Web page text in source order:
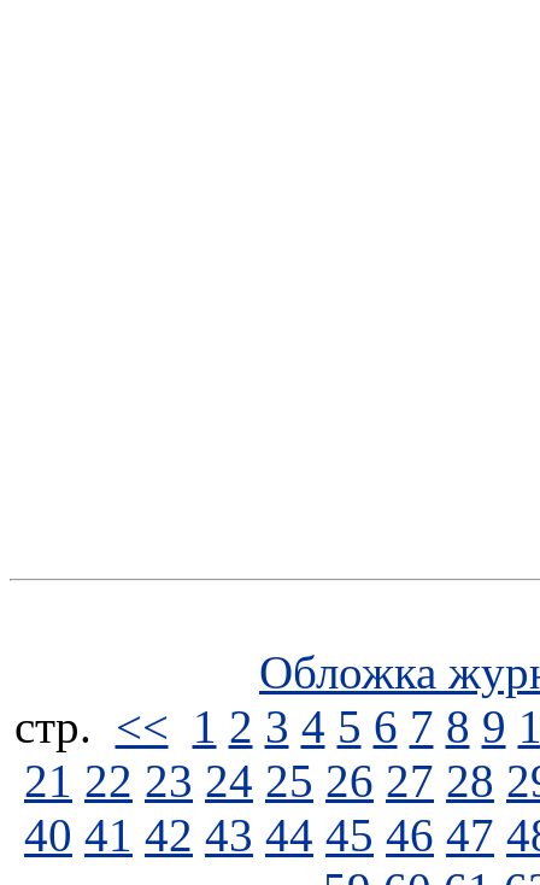
Обложка
стp. << 1 2 3 4 5 6 7 8 9
21 22 23 24 25 26 27 28
40 41 42 43 44 45 46 47